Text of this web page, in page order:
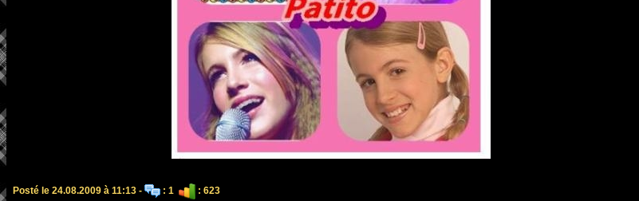
Posté le 24.08.2009 à 11:13 - : 1 : 623